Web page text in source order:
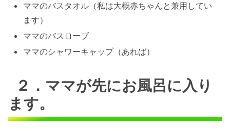
ママのバスタオル（私は大概赤ちゃんと兼用してい
ます）
ママのバスローブ
ママのシャワーキャップ（あれば）
２．ママが先にお風呂に入り
ます。